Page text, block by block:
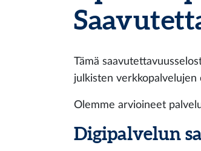
Tämä
julkisten verkkopalvelujen
Olemme arvioineet
Digipalvelun